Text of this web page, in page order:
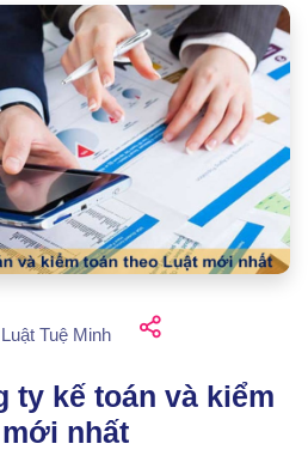
Luật Tuệ Minh
ty kế toán và kiểm
nhất